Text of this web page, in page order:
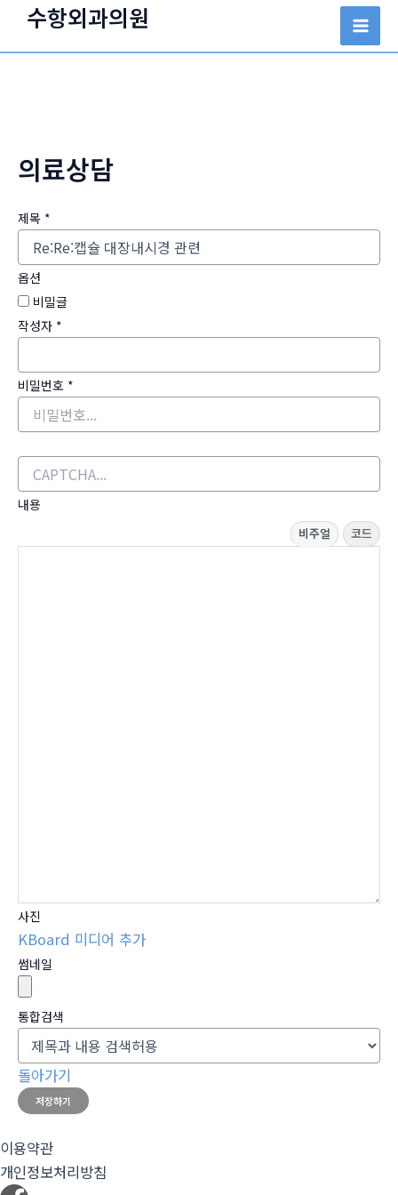
츠
수항외과의원
Main
의료상담
제목 *
옵션
비밀글
작성자 *
비밀번호 *
내용
비주얼 코드
사진
KBoard 미디어 추가
썸네일
통합검색
돌아가기
저장하기
이용약관
개인정보처리방침